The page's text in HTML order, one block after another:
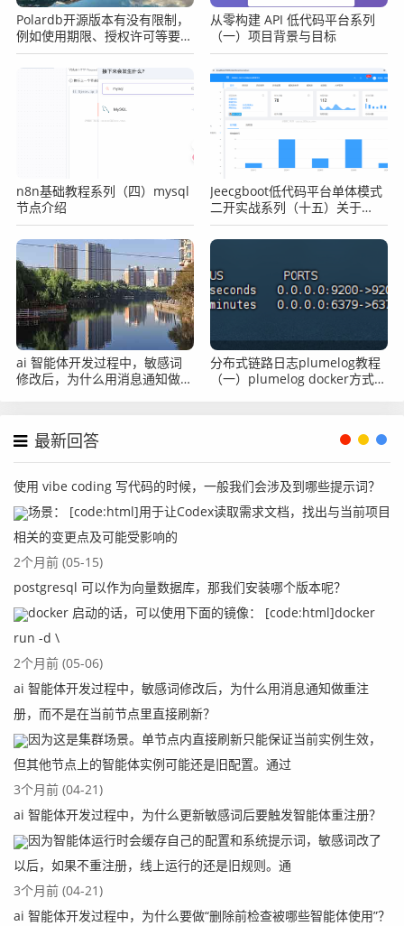
Polardb开源版本有没有限制，
例如使用期限、授权许可等要
求?
从零构建 API 低代码平台系列
（一）项目背景与目标
n8n基础教程系列（四）mysql
节点介绍
Jeecgboot低代码平台单体模式
二开实战系列（十五）关于
jeecgboot的工作流和大屏报表
说明
ai 智能体开发过程中，敏感词
修改后，为什么用消息通知做重
分布式链路日志plumelog教程
（一）plumelog docker方式部
最新回答
使用 vibe coding 写代码的时候，一般我们会涉及到哪些提示词？
场景： [code:html]用于让Codex读取需求文档，找出与当前项目
相关的变更点及可能受影响的
2个月前 (05-15)
postgresql 可以作为向量数据库，那我们安装哪个版本呢？
docker 启动的话，可以使用下面的镜像： [code:html]docker
run -d \
2个月前 (05-06)
ai 智能体开发过程中，敏感词修改后，为什么用消息通知做重注
册，而不是在当前节点里直接刷新？
因为这是集群场景。单节点内直接刷新只能保证当前实例生效，
但其他节点上的智能体实例可能还是旧配置。通过
3个月前 (04-21)
ai 智能体开发过程中，为什么更新敏感词后要触发智能体重注册？
因为智能体运行时会缓存自己的配置和系统提示词，敏感词改了
以后，如果不重注册，线上运行的还是旧规则。通
3个月前 (04-21)
ai 智能体开发过程中，为什么要做“删除前检查被哪些智能体使用”？